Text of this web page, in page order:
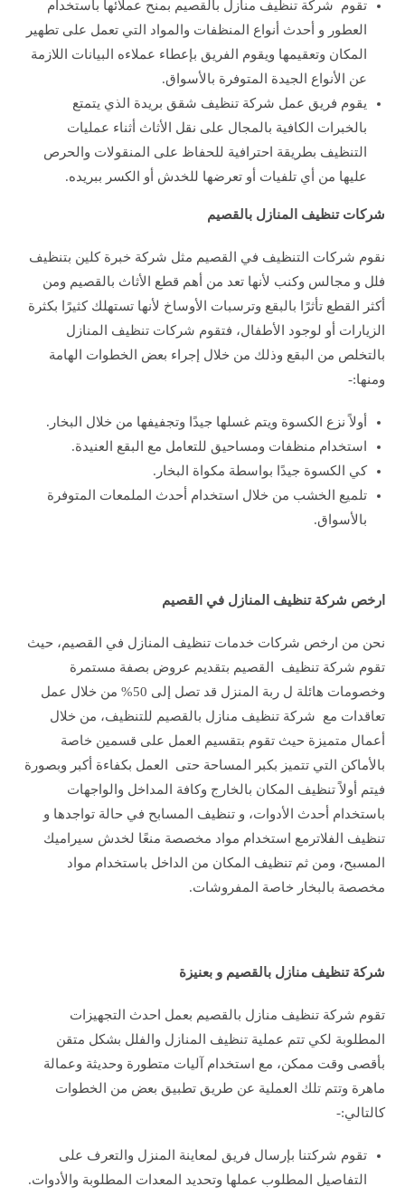
تقوم شركة تنظيف منازل بالقصيم بمنح عملائها باستخدام
العطور و أحدث أنواع المنظفات والمواد التي تعمل على تطهير
المكان وتعقيمها ويقوم الفريق بإعطاء عملاءه البيانات اللازمة
عن الأنواع الجيدة المتوفرة بالأسواق.
يقوم فريق عمل شركة تنظيف شقق بريدة الذي يتمتع
بالخبرات الكافية بالمجال على نقل الأثاث أثناء عمليات
التنظيف بطريقة احترافية للحفاظ على المنقولات والحرص
عليها من أي تلفيات أو تعرضها للخدش أو الكسر ببريده.
شركات تنظيف المنازل بالقصيم
نقوم شركات التنظيف في القصيم مثل شركة خبرة كلين بتنظيف
فلل و مجالس وكنب لأنها تعد من أهم قطع الأثاث بالقصيم ومن
أكثر القطع تأثرًا بالبقع وترسبات الأوساخ لأنها تستهلك كثيرًا بكثرة
الزيارات أو لوجود الأطفال، فتقوم شركات تنظيف المنازل
بالتخلص من البقع وذلك من خلال إجراء بعض الخطوات الهامة
ومنها:-
أولاً نزع الكسوة ويتم غسلها جيدًا وتجفيفها من خلال البخار.
استخدام منظفات ومساحيق للتعامل مع البقع العنيدة.
كي الكسوة جيدًا بواسطة مكواة البخار.
تلميع الخشب من خلال استخدام أحدث الملمعات المتوفرة
بالأسواق.
ارخص شركة تنظيف المنازل في القصيم
نحن من ارخص شركات خدمات تنظيف المنازل في القصيم، حيث
تقوم شركة تنظيف القصيم بتقديم عروض بصفة مستمرة
وخصومات هائلة ل ربة المنزل قد تصل إلى 50% من خلال عمل
تعاقدات مع شركة تنظيف منازل بالقصيم للتنظيف، من خلال
أعمال متميزة حيث تقوم بتقسيم العمل على قسمين خاصة
بالأماكن التي تتميز بكبر المساحة حتى العمل بكفاءة أكبر وبصورة
فيتم أولاً تنظيف المكان بالخارج وكافة المداخل والواجهات
باستخدام أحدث الأدوات، و تنظيف المسابح في حالة تواجدها و
تنظيف الفلاترمع استخدام مواد مخصصة منعًا لخدش سيراميك
المسبح، ومن ثم تنظيف المكان من الداخل باستخدام مواد
مخصصة بالبخار خاصة المفروشات.
شركة تنظيف منازل بالقصيم و بعنيزة
تقوم شركة تنظيف منازل بالقصيم بعمل احدث التجهيزات
المطلوبة لكي تتم عملية تنظيف المنازل والفلل بشكل متقن
بأقصى وقت ممكن، مع استخدام آليات متطورة وحديثة وعمالة
ماهرة وتتم تلك العملية عن طريق تطبيق بعض من الخطوات
كالتالي:-
تقوم شركتنا بإرسال فريق لمعاينة المنزل والتعرف على
التفاصيل المطلوب عملها وتحديد المعدات المطلوبة والأدوات.